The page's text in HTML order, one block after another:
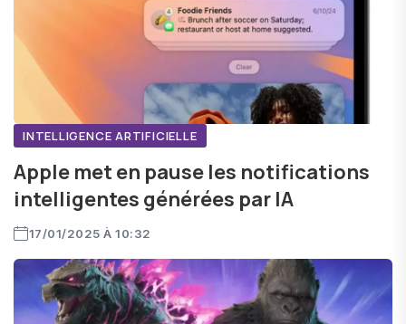
INTELLIGENCE ARTIFICIELLE
Apple met en pause les notifications
intelligentes générées par IA
17/01/2025 À 10:32